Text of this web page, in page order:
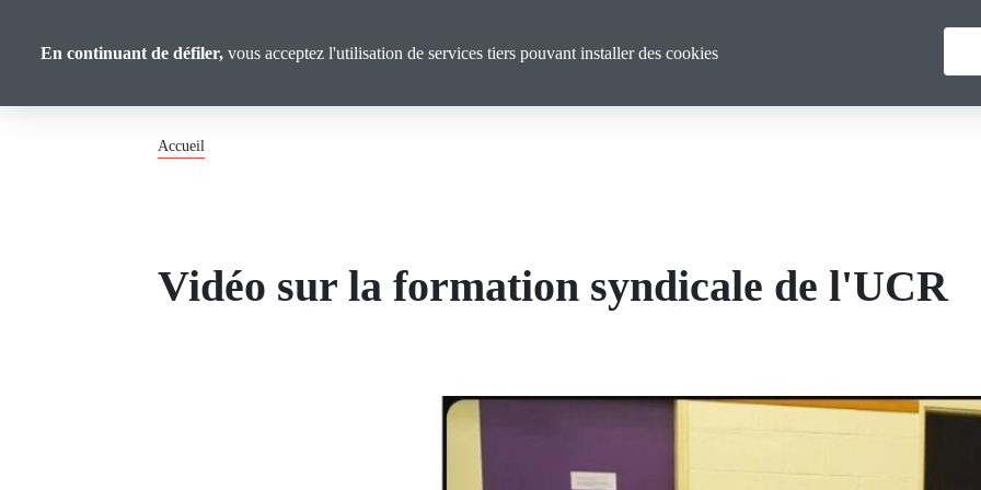
Confédérale
principal
Qui sommes nous ?
Accueil
Vidéo sur la formation syndicale de l'UCR
En continuant de défiler, vous acceptez l'utilisation de services tiers pouvant installer des cookies